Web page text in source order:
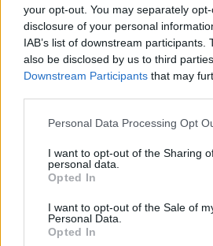
your opt-out. You may separately
disclosure of your personal
IAB’s list of downstream participants.
also be disclosed by us to third
Downstream Participants that may
Personal Data Processing Opt
I want to opt-out of the Sharing
personal data.
Opted In
I want to opt-out of the Sale of
Personal Data.
Opted In
Ο Mediazona ιδρύθηκε το
γυναικείου συγκροτήματος
Τολοκονίκοβα και Μαρία
ακτιβιστών, διαδηλώσεις της
κρατουμένων.
Email